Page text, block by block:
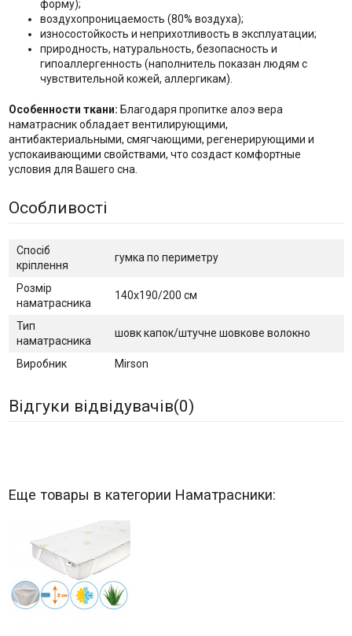
форму);
воздухопроницаемость (80% воздуха);
износостойкость и неприхотливость в эксплуатации;
природность, натуральность, безопасность и
гипоаллергенность (наполнитель показан людям с
чувствительной кожей, аллергикам).
Особенности ткани: Благодаря пропитке алоэ вера
наматрасник обладает вентилирующими,
антибактериальными, смягчающими, регенерирующими и
успокаивающими свойствами, что создаст комфортные
условия для Вашего сна.
Особливості
Спосіб
кріплення
гумка по периметру
Розмір
наматрасника
140х190/200 см
Тип
наматрасника
шовк капок/штучне шовкове волокно
Виробник Mirson
Відгуки відвідувачів(0)
Еще товары в категории Наматрасники: